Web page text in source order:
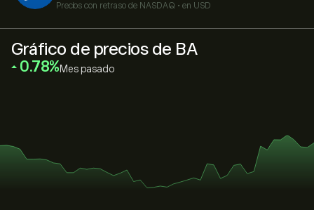
Precios con retraso de NASDAQ • en USD
Gráfico de precios de BA
‎0.78‎ Mes pasado